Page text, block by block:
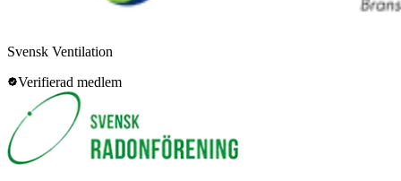
Svensk Ventilation
Verifierad medlem